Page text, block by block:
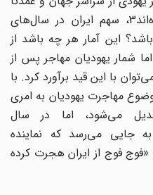
از اروپا به فلسطین هجرت کرده‌اند3، سهم ایران در سال‌های
باشد؟ این آمار هر چه باشد از
شمار یهودیان مهاجر پس از
با این قید برآورد کرد. با
مهاجرت یهودیان به امری
می‌شود، اما در سال
به جایی می‌رسد که نماینده
فوج از ایران هجرت کرده